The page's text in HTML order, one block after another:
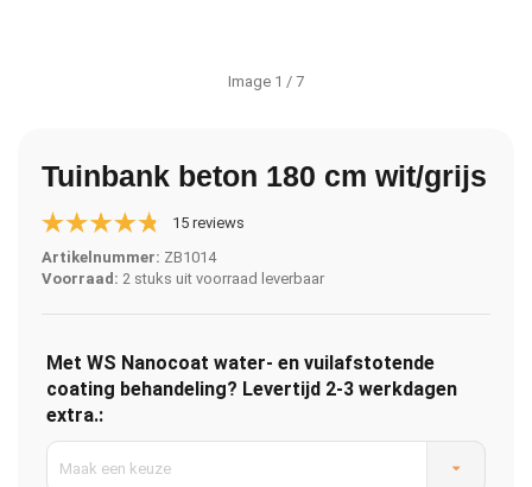
Image 1 / 7
Tuinbank beton 180 cm wit/grijs
15 reviews
Artikelnummer: ZB1014
Voorraad: 2 stuks uit voorraad leverbaar
Met WS Nanocoat water- en vuilafstotende
coating behandeling? Levertijd 2-3 werkdagen
extra.:
Maak een keuze